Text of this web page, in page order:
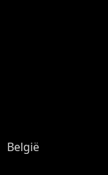
België